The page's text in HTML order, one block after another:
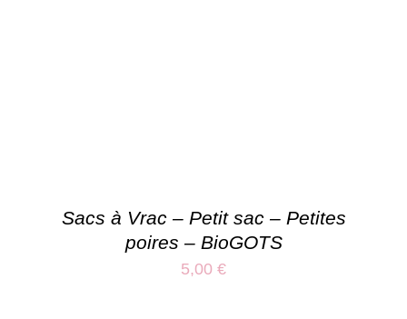
Sacs à Vrac – Petit sac – Petites
poires – BioGOTS
5,00 €